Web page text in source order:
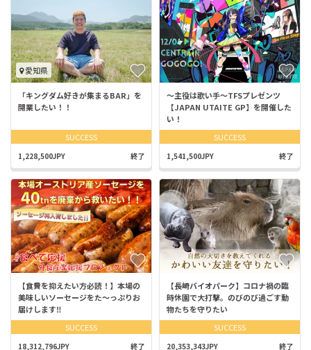
愛知県
「キングダム好きが集まるBAR」を
開業したい！！
SUCCESS
1,228,500JPY 終了
〜主役は歌い手〜TFSプレゼンツ
【JAPAN UTAITE GP】を開催した
い！
SUCCESS
1,541,500JPY 終了
【食費を抑えたい方必読！】本場の
美味しいソーセージをた〜っぷりお
届けします‼
SUCCESS
18,312,796JPY 終了
【長崎バイオパーク】コロナ禍の臨
時休園で大打撃。のびのび過ごす動
物たちを守りたい
SUCCESS
20,353,343JPY 終了